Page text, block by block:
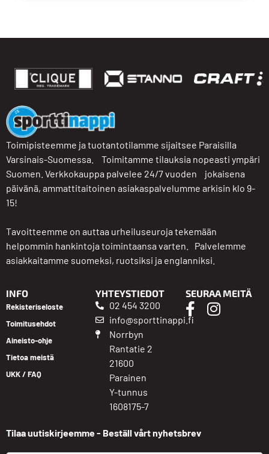
Toimipisteemme ja tuotantotilamme sijaitsee Paraisilla
Varsinais-Suomessa. Toimitamme tilauksia nopeasti ympäri
Suomen. Verkkokauppa palvelee 24/7 vuoden jokaisena
päivänä, ammattitaitoinen asiakaspalvelumme arkisin klo 9-
15!
Tavoitteemme on auttaa urheiluseuroja tekemään
helpommin hankintoja toimintaansa varten. Palvelemme
asiakkaitamme suomeksi, ruotsiksi ja englanniksi.
INFO
Rekisteriseloste
Toimitusehdot
Aineisto-ohje
Tietoa meistä
UKK / FAQ
YHTEYSTIEDOT
02 454 3200
info@sporttinappi.fi
Norrbyn
Rantatie 2
21600
Parainen
Y-tunnus
1608175-7
SEURAA MEITÄ
Tilaa uutiskirjeemme - Beställ vårt nyhetsbrev